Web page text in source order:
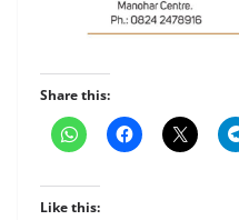
Share this:
Like this: